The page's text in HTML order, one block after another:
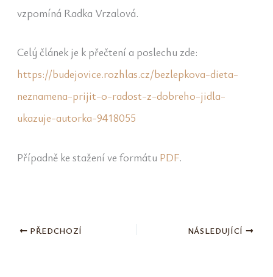
vzpomíná Radka Vrzalová.
Celý článek je k přečtení a poslechu zde:
https://budejovice.rozhlas.cz/bezlepkova-dieta-
neznamena-prijit-o-radost-z-dobreho-jidla-
ukazuje-autorka-9418055
Případně ke stažení ve formátu PDF.
PŘEDCHOZÍ NÁSLEDUJÍCÍ